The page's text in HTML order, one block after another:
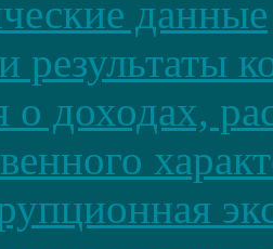
данные
результаты
о доходах,